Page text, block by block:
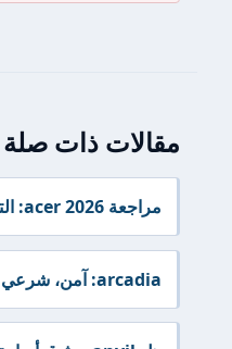
مقالات ذات صلة
مراجعة acer 2026: التنظيم، الأمان والمخاطر
arcadia: آمن، شرعي أم احتيال؟ (2026)